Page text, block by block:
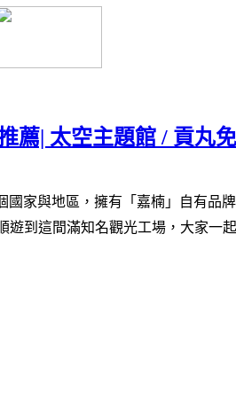
薦| 太空主題館 / 貢丸
家與地區，擁有「嘉楠」自有品
到這間滿知名觀光工場，大家一